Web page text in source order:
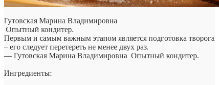
Гутовская Марина Владимировна
Опытный кондитер.
Первым и самым важным этапом является подготовка творога
– его следует перетереть не менее двух раз.
— Гутовская Марина Владимировна Опытный кондитер.
Ингредиенты: